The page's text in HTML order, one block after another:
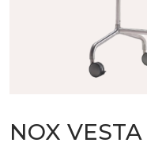
NOX VESTA